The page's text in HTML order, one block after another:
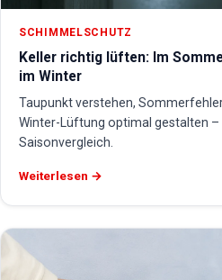
SCHIMMELSCHUTZ
Keller richtig lüften: Im
im Winter
Taupunkt verstehen,
Winter-Lüftung optimal gestalten
Saisonvergleich.
Weiterlesen →